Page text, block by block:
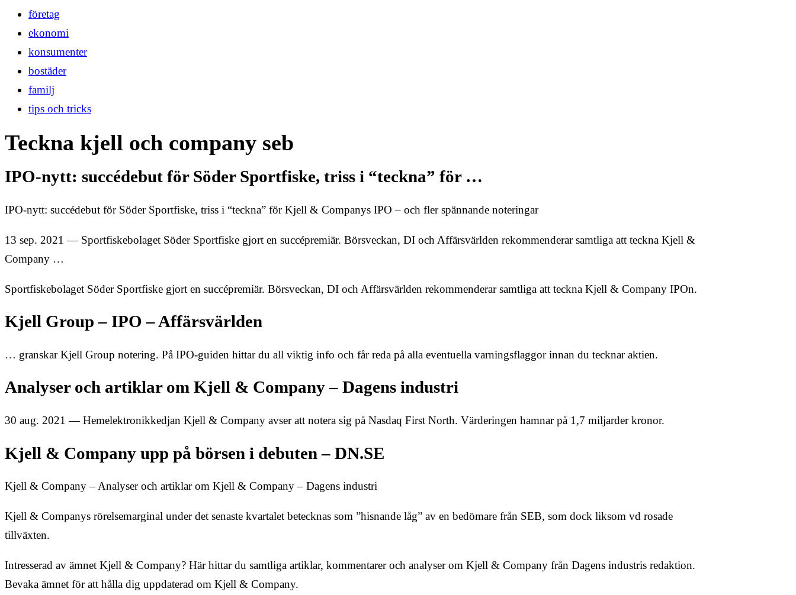
företag
ekonomi
konsumenter
bostäder
familj
tips och tricks
Teckna kjell och company seb
IPO-nytt: succédebut för Söder Sportfiske, triss i “teckna” för …
IPO-nytt: succédebut för Söder Sportfiske, triss i “teckna” för Kjell & Companys IPO – och fler spännande noteringar
13 sep. 2021 — Sportfiskebolaget Söder Sportfiske gjort en succépremiär. Börsveckan, DI och Affärsvärlden rekommenderar samtliga att teckna Kjell &
Company …
Sportfiskebolaget Söder Sportfiske gjort en succépremiär. Börsveckan, DI och Affärsvärlden rekommenderar samtliga att teckna Kjell & Company IPOn.
Kjell Group – IPO – Affärsvärlden
… granskar Kjell Group notering. På IPO-guiden hittar du all viktig info och får reda på alla eventuella varningsflaggor innan du tecknar aktien.
Analyser och artiklar om Kjell & Company – Dagens industri
30 aug. 2021 — Hemelektronikkedjan Kjell & Company avser att notera sig på Nasdaq First North. Värderingen hamnar på 1,7 miljarder kronor.
Kjell & Company upp på börsen i debuten – DN.SE
Kjell & Company – Analyser och artiklar om Kjell & Company – Dagens industri
Kjell & Companys rörelsemarginal under det senaste kvartalet betecknas som ”hisnande låg” av en bedömare från SEB, som dock liksom vd rosade
tillväxten.
Intresserad av ämnet Kjell & Company? Här hittar du samtliga artiklar, kommentarer och analyser om Kjell & Company från Dagens industris redaktion.
Bevaka ämnet för att hålla dig uppdaterad om Kjell & Company.